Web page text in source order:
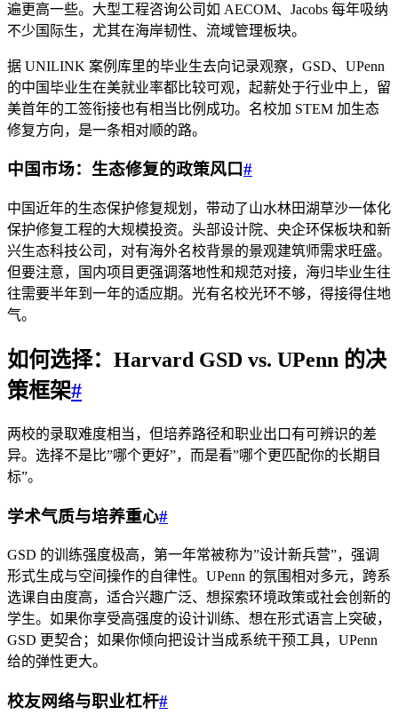
遍更高一些。大型工程咨询公司如 AECOM、Jacobs 每年吸纳
不少国际生，尤其在海岸韧性、流域管理板块。
据 UNILINK 案例库里的毕业生去向记录观察，GSD、UPenn
的中国毕业生在美就业率都比较可观，起薪处于行业中上，留
美首年的工签衔接也有相当比例成功。名校加 STEM 加生态
修复方向，是一条相对顺的路。
中国市场：生态修复的政策风口#
中国近年的生态保护修复规划，带动了山水林田湖草沙一体化
保护修复工程的大规模投资。头部设计院、央企环保板块和新
兴生态科技公司，对有海外名校背景的景观建筑师需求旺盛。
但要注意，国内项目更强调落地性和规范对接，海归毕业生往
往需要半年到一年的适应期。光有名校光环不够，得接得住地
气。
如何选择：Harvard GSD vs. UPenn 的决
策框架#
两校的录取难度相当，但培养路径和职业出口有可辨识的差
异。选择不是比”哪个更好”，而是看”哪个更匹配你的长期目
标”。
学术气质与培养重心#
GSD 的训练强度极高，第一年常被称为”设计新兵营”，强调
形式生成与空间操作的自律性。UPenn 的氛围相对多元，跨系
选课自由度高，适合兴趣广泛、想探索环境政策或社会创新的
学生。如果你享受高强度的设计训练、想在形式语言上突破，
GSD 更契合；如果你倾向把设计当成系统干预工具，UPenn
给的弹性更大。
校友网络与职业杠杆#